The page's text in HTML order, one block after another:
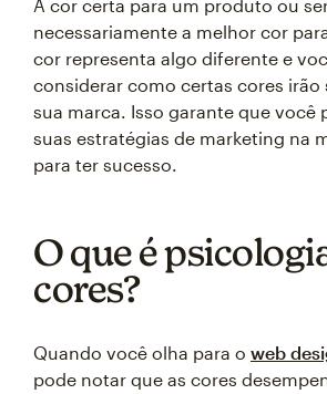
A cor certa para um produto ou
necessariamente a melhor cor
cor representa algo diferente e
considerar como certas cores irão
sua marca. Isso garante que você
suas estratégias de marketing na
para ter sucesso.
O que é
cores?
Quando você olha para o web
pode notar que as cores